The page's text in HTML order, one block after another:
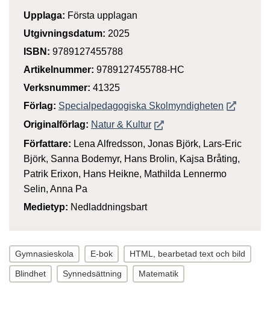
Upplaga: Första upplagan
Utgivningsdatum: 2025
ISBN: 9789127455788
Artikelnummer: 9789127455788-HC
Verksnummer: 41325
Förlag: Specialpedagogiska Skolmyndigheten Öppnas i
Originalförlag: Natur & KulturÖppnas i nytt fönster
Författare: Lena Alfredsson, Jonas Björk, Lars-Eric
Björk, Sanna Bodemyr, Hans Brolin, Kajsa Bråting,
Patrik Erixon, Hans Heikne, Mathilda Lennermo
Selin, Anna Pa
Medietyp: Nedladdningsbart
Gymnasieskola E-bok HTML, bearbetad text och bild
Blindhet Synnedsättning Matematik